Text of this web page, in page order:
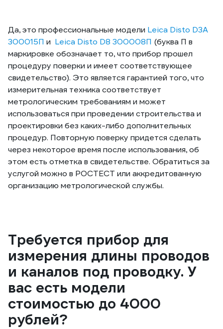
Да, это профессиональные модели Leica Disto D3A
300015П и Leica Disto D8 300008П (буква П в
маркировке обозначает то, что прибор прошел
процедуру поверки и имеет соответствующее
свидетельство). Это является гарантией того, что
измерительная техника соответствует
метрологическим требованиям и может
использоваться при проведении строительства и
проектировки без каких-либо дополнительных
процедур. Повторную поверку придется сделать
через некоторое время после использования, об
этом есть отметка в свидетельстве. Обратиться за
услугой можно в РОСТЕСТ или аккредитованную
организацию метрологической службы.
Требуется прибор для
измерения длины проводов
и каналов под проводку. У
вас есть модели
стоимостью до 4000
рублей?